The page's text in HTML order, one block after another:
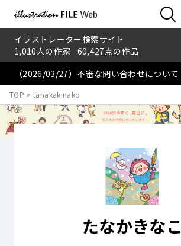
イラストレーター検索サイト
1,010人の作家 60,427点の作品
（2026/03/27）不審な問い合わせについて
TOP >tanakakinako
たなかきなこ